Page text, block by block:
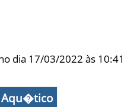
dia 17/03/2022 às 10:41
Aqu�tico